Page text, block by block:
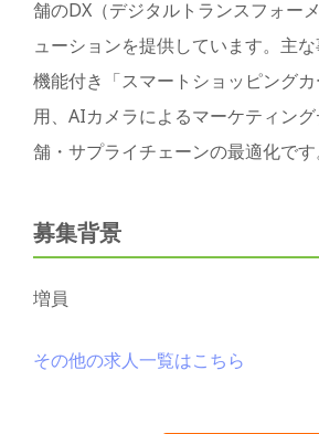
舗のDX（デジタルトランスフォー
ューションを提供しています。主
機能付き「スマートショッピング
用、AIカメラによるマーケティン
舗・サプライチェーンの最適化です
募集背景
増員
その他の求人一覧はこちら